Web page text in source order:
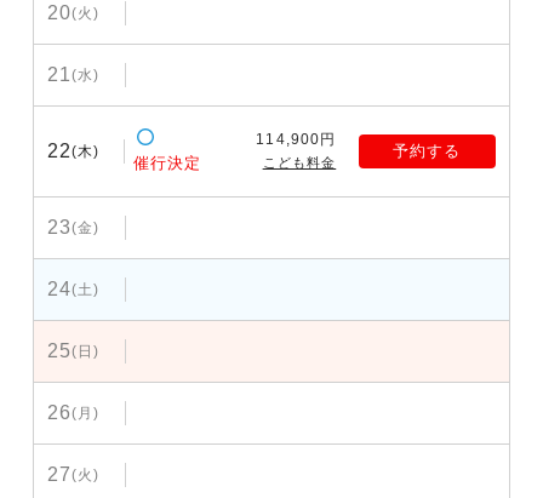
20(火)
21(水)
22(木)
催行決定
114,900円
こども料金
予約する
23(金)
24(土)
25(日)
26(月)
27(火)